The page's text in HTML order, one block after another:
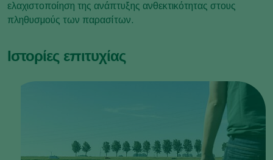
ελαχιστοποίηση της ανάπτυξης ανθεκτικότητας στους
πληθυσμούς των παρασίτων.
Ιστορίες επιτυχίας